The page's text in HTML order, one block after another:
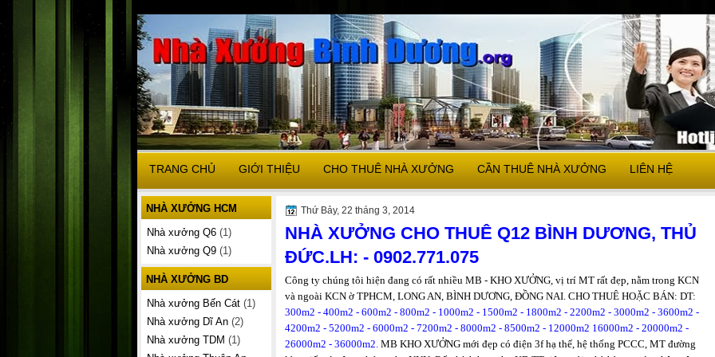
TRANG CHỦ GIỚI THIỆU CHO THUÊ NHÀ XƯỞNG CẦN THUÊ NHÀ XƯỞNG LIÊN HỆ
Thứ Bảy, 22 tháng 3, 2014
NHÀ XƯỞNG CHO THUÊ Q12 BÌNH DƯƠNG, THỦ
ĐỨC.LH: - 0902.771.075
Công ty chúng tôi hiện đang có rất nhiều MB - KHO XƯỞNG, vị trí MT rất đẹp, nằm trong KCN
và ngoài KCN ờ TPHCM, LONG AN, BÌNH DƯƠNG, ĐỒNG NAI. CHO THUÊ HOẶC BÁN: DT:
300m2 - 400m2 - 600m2 - 800m2 - 1000m2 - 1500m2 - 1800m2 - 2200m2 - 3000m2 - 3600m2 -
4200m2 - 5200m2 - 6000m2 - 7200m2 - 8000m2 - 8500m2 - 12000m2 16000m2 - 20000m2 -
26000m2 - 36000m2. MB KHO XƯỞNG mới đẹp có điện 3f hạ thế, hệ thống PCCC, MT đường
NHÀ XƯỞNG HCM
Nhà xưởng Q6 (1)
Nhà xưởng Q9 (1)
NHÀ XƯỞNG BD
Nhà xưởng Bến Cát (1)
Nhà xưởng Dĩ An (2)
Nhà xưởng TDM (1)